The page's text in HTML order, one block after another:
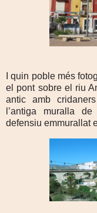
I quin poble més
el pont sobre el riu
antic amb
l’antiga muralla
defensiu emmurallat